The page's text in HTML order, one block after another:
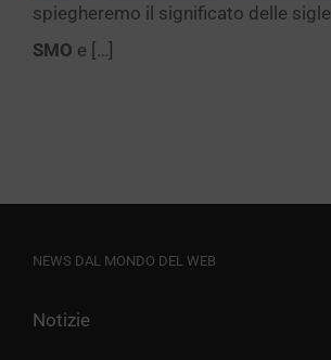
spiegheremo il significato delle sigle
SMO e […]
NEWS DAL MONDO DEL WEB
Notizie